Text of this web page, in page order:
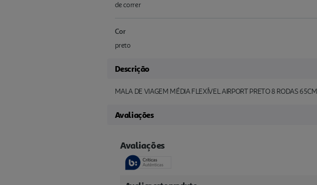
de correr
Cor
preto
Descrição
MALA DE VIAGEM MÉDIA FLEXÍVEL AIRPORT PRETO 8 RODAS 65CM
Avaliações